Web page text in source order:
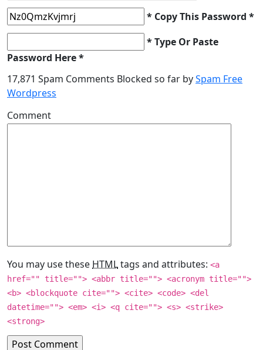
* Copy This Password *
* Type Or Paste
Password Here *
17,871 Spam Comments Blocked so far bySpam Free
Wordpress
Comment
You may use these HTMLtags and attributes: <a
href="" title=""> <abbr title=""> <acronym title="">
<b> <blockquote cite=""> <cite> <code> <del
datetime=""> <em> <i> <q cite=""> <s> <strike>
<strong>